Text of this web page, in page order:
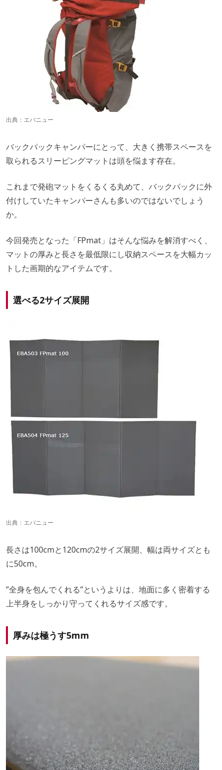
出典： エバニュー
バックパックキャンパーにとって、大きく携帯スペースを
取られるスリーピングマットは頭を悩ます存在。
これまで発砲マットをくるくる丸めて、バックパックに外
付けしていたキャンパーさんも多いのではないでしょう
か。
今回発売となった「FPmat」はそんな悩みを解消すべく、
マットの厚みと長さを最低限にし収納スペースを大幅カッ
トした画期的なアイテムです。
選べる2サイズ展開
出典： エバニュー
長さは100cmと120cmの2サイズ展開、幅は両サイズとも
に50cm。
”全身を包んでくれる”というよりは、地面に多く密着する
上半身をしっかり守ってくれるサイズ感です。
厚みは極うす5mm